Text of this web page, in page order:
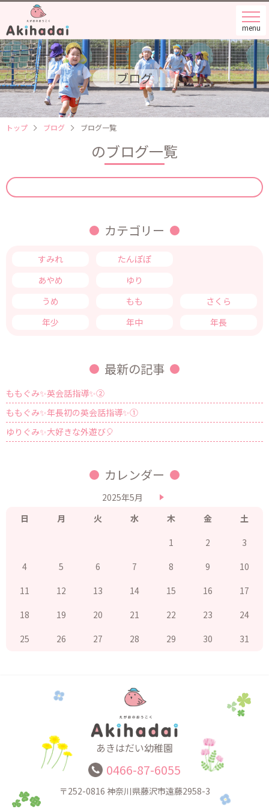
menu
ブログ
トップ ブログ ブログ一覧
のブログ一覧
カテゴリー
すみれ たんぽぽ
あやめ
ゆり
うめ
もも
さくら
年少
年中 年長
最新の記事
ももぐみ✨英会話指導✨②
ももぐみ✨年長初の英会話指導✨①
ゆりぐみ✨大好きな外遊び🎈
カレンダー
2025年5月
日
月 火 水 木 金
土
1
2
3
4
5 6 7 8 9
10
11
12 13 14 15 16
17
18
19 20 21 22 23
24
25
26 27 28 29 30 31
あきはだい幼稚園
0466-87-6055
〒252-0816 神奈川県藤沢市遠藤2958-3